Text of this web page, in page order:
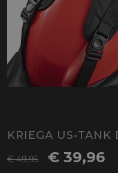
KRIEGA US-TANK
€ 49,95 € 39,96